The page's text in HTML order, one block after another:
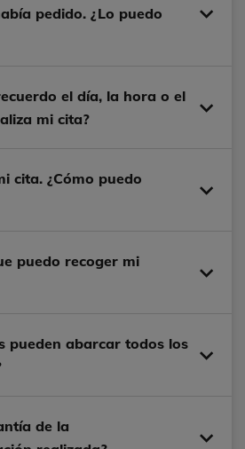
pedido. ¿Lo puedo
el día, la hora o el
mi cita?
cita. ¿Cómo puedo
puedo recoger mi
pueden abarcar todos los
de la